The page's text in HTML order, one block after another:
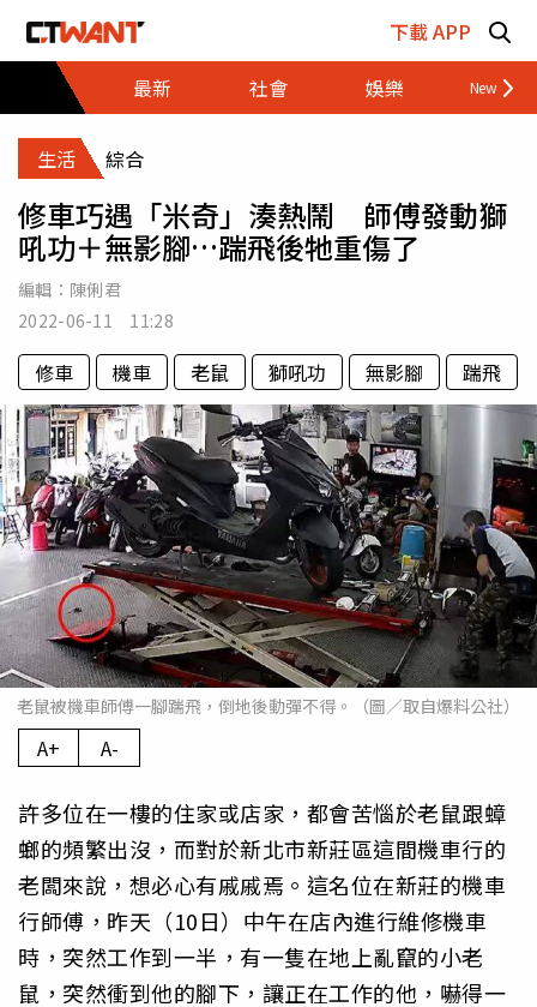
下載 APP
最新
社會 娛樂 財經
生活 綜合
修車巧遇「米奇」湊熱鬧 師傅發動獅
吼功＋無影腳…踹飛後牠重傷了
編輯： 陳俐君
2022-06-11 11:28
修車 機車 老鼠 獅吼功 無影腳 踹飛
老鼠被機車師傅一腳踹飛，倒地後動彈不得。（圖／取自爆料公社）
A+ A-
許多位在一樓的住家或店家，都會苦惱於老鼠跟蟑
螂的頻繁出沒，而對於新北市新莊區這間機車行的
老闆來說，想必心有戚戚焉。這名位在新莊的機車
行師傅，昨天（10日）中午在店內進行維修機車
時，突然工作到一半，有一隻在地上亂竄的小老
鼠，突然衝到他的腳下，讓正在工作的他，嚇得一